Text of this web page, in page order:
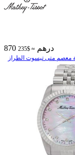
870 درهم ≈ $235